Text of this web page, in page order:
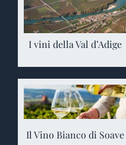
I vini della Val d’Adige
Il Vino Bianco di Soave